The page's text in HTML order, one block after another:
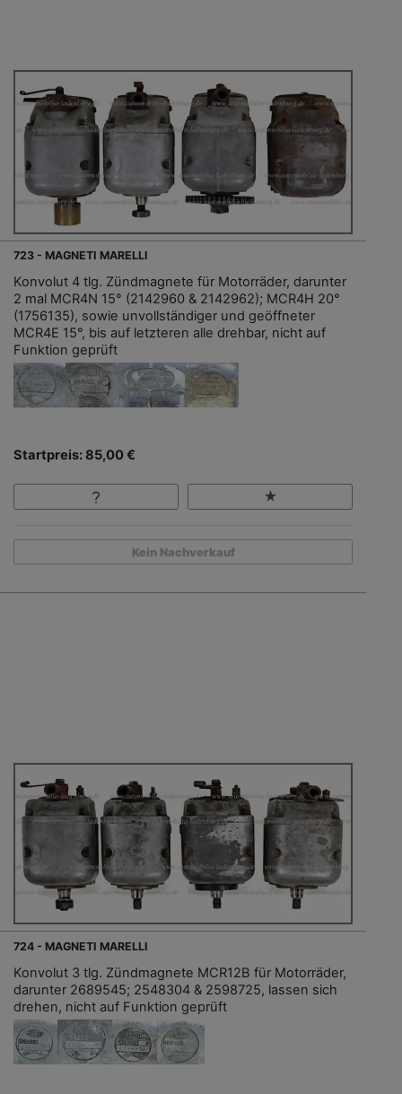
723 - MAGNETI MARELLI
Konvolut 4 tlg. Zündmagnete für Motorräder, darunter
2 mal MCR4N 15° (2142960 & 2142962); MCR4H 20°
(1756135), sowie unvollständiger und geöffneter
MCR4E 15°, bis auf letzteren alle drehbar, nicht auf
Funktion geprüft
Startpreis: 85,00 €
Kein Nachverkauf
724 - MAGNETI MARELLI
Konvolut 3 tlg. Zündmagnete MCR12B für Motorräder,
darunter 2689545; 2548304 & 2598725, lassen sich
drehen, nicht auf Funktion geprüft